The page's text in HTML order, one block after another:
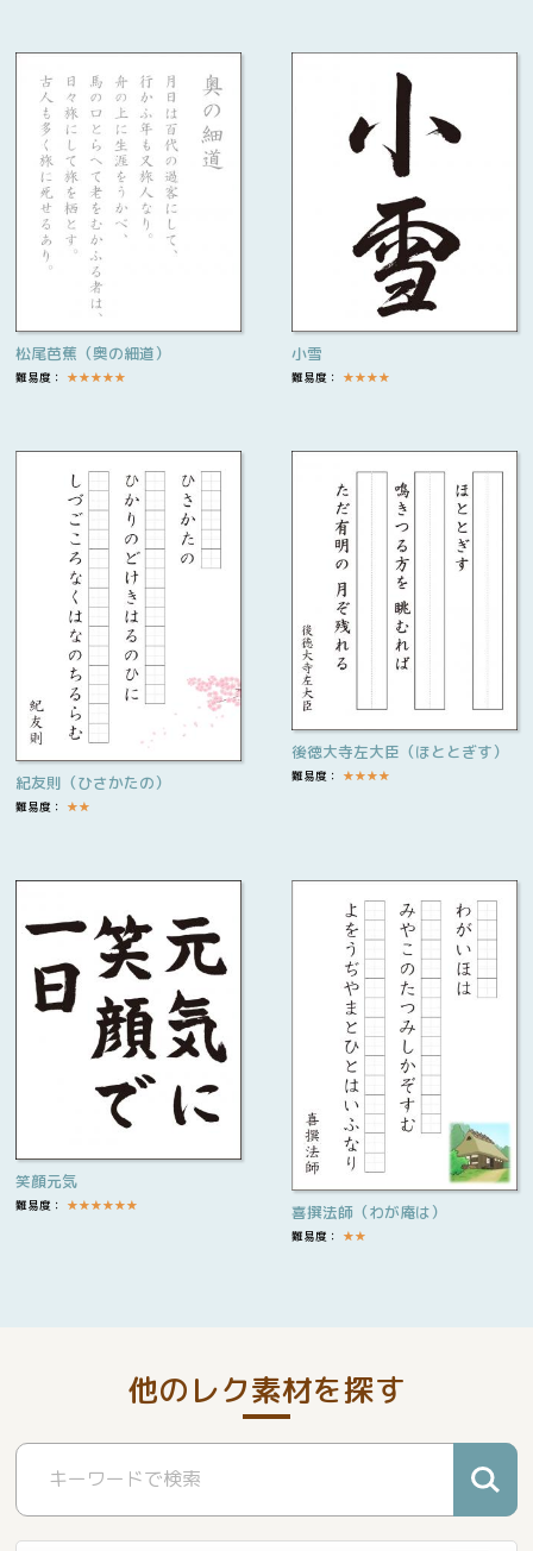
松尾芭蕉（奥の細道）
難易度： ★★★★★
小雪
難易度： ★★★★
紀友則（ひさかたの）
難易度： ★★
後徳大寺左大臣（ほととぎす）
難易度： ★★★★
笑顔元気
難易度： ★★★★★★ 喜撰法師（わが庵は）
難易度： ★★
他のレク素材を探す